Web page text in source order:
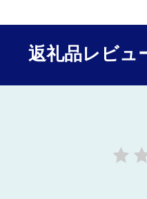
返礼品レビュ